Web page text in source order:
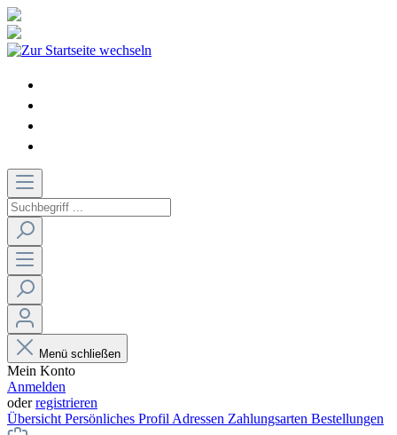
Menü schließen
Mein Konto
Anmelden
oderregistrieren
Übersicht Persönliches Profil Adressen Zahlungsarten Bestellungen